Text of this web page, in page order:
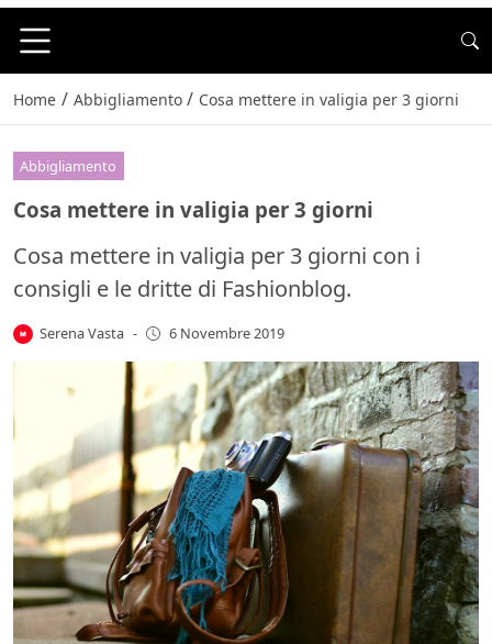
Home / Abbigliamento / Cosa mettere in valigia per 3 giorni
Abbigliamento
Cosa mettere in valigia per 3 giorni
Cosa mettere in valigia per 3 giorni con i
consigli e le dritte di Fashionblog.
Serena Vasta - 6 Novembre 2019